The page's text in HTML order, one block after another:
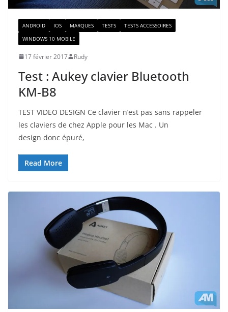
ANDROID IOS MARQUES TESTS
TESTS ACCESSOIRES
WINDOWS 10 MOBILE
17 février 2017 Rudy
Test : Aukey clavier Bluetooth
KM-B8
TEST VIDEO DESIGN Ce clavier n’est pas sans rappeler
les claviers de chez Apple pour les Mac . Un
design donc épuré,
Read More